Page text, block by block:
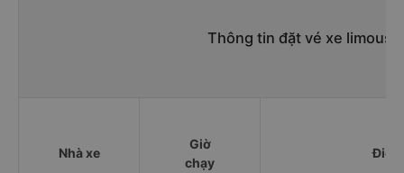
Thông tin đặt vé xe
Nhà xe
Giờ
chạy